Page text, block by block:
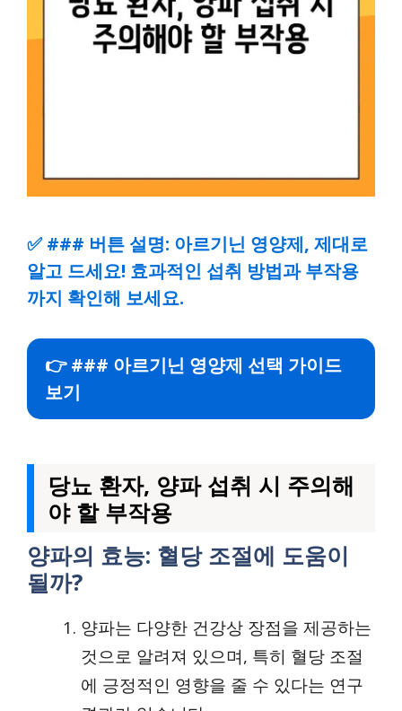
✅ ### 버튼 설명: 아르기닌 영양제, 제대로
알고 드세요! 효과적인 섭취 방법과 부작용
까지 확인해 보세요.
👉 ### 아르기닌 영양제 선택 가이드
보기
당뇨 환자, 양파 섭취 시 주의해
야 할 부작용
양파의 효능: 혈당 조절에 도움이
될까?
양파는 다양한 건강상 장점을 제공하는
것으로 알려져 있으며, 특히 혈당 조절
에 긍정적인 영향을 줄 수 있다는 연구